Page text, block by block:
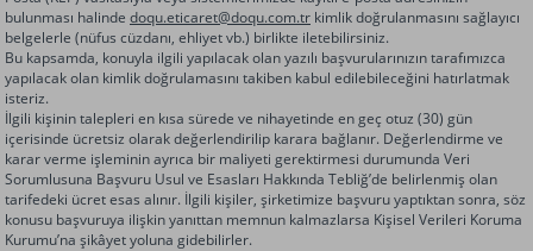
bulunması halinde doqu.eticaret@doqu.com.tr kimlik doğrulanmasını sağlayıcı
belgelerle (nüfus cüzdanı, ehliyet vb.) birlikte iletebilirsiniz.
Bu kapsamda, konuyla ilgili yapılacak olan yazılı başvurularınızın tarafımızca
yapılacak olan kimlik doğrulamasını takiben kabul edilebileceğini hatırlatmak
isteriz.
İlgili kişinin talepleri en kısa sürede ve nihayetinde en geç otuz (30) gün
içerisinde ücretsiz olarak değerlendirilip karara bağlanır. Değerlendirme ve
karar verme işleminin ayrıca bir maliyeti gerektirmesi durumunda Veri
Sorumlusuna Başvuru Usul ve Esasları Hakkında Tebliğ’de belirlenmiş olan
tarifedeki ücret esas alınır. İlgili kişiler, şirketimize başvuru yaptıktan sonra, söz
konusu başvuruya ilişkin yanıttan memnun kalmazlarsa Kişisel Verileri Koruma
Kurumu’na şikâyet yoluna gidebilirler.